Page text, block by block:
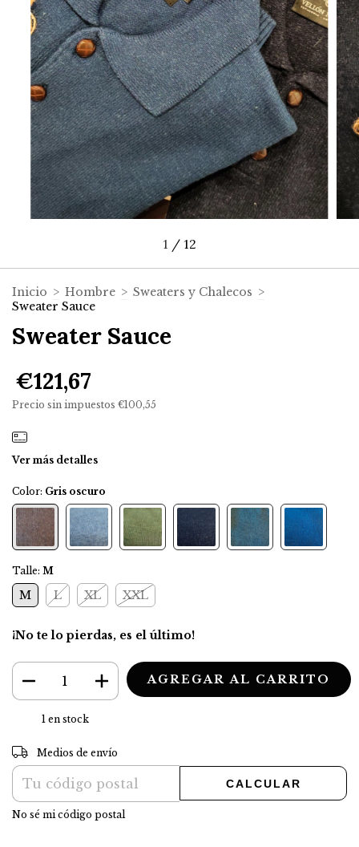
1 / 12
Inicio > Hombre > Sweaters y Chalecos >
Sweater Sauce
Sweater Sauce
€121,67
Precio sin impuestos €100,55
Ver más detalles
Color: Gris oscuro
Talle: M
M L XL XXL
¡No te lo pierdas, es el último!
1 en stock
Entregas para el CP:
Medios de envío
CALCULAR
No sé mi código postal